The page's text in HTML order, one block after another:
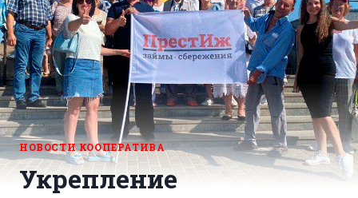
НОВОСТИ КООПЕРАТИВА
Укрепление